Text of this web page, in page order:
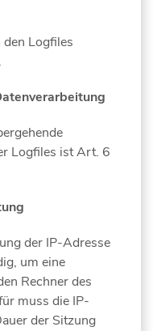
Logfiles
Logfiles ist Art. 6
der IP-Adresse
um eine
Rechner des
muss die IP-
der Sitzung